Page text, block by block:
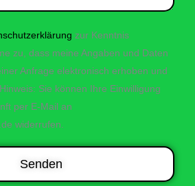
zur Kenntnis
zu, dass meine Angaben und Daten
Anfrage elektronisch erhoben und
Sie können Ihre Einwilligung
per E-Mail an
widerrufen.
Senden